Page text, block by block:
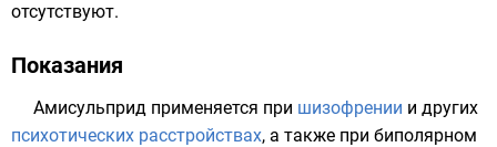
отсутствуют.
Показания
Амисульприд применяется при шизофрении и других
психотических расстройствах, а также при биполярном